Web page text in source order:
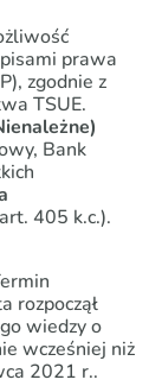
prawa
zgodnie z
TSUE.
Bank
405 k.c.).
rozpoczął
wiedzy o
wcześniej niż
2021 r..